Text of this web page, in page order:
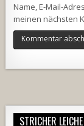
Name, E-Mail-
meinen nächsten
STRICHER LEICHE